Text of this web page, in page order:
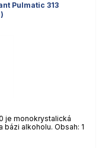
Pulmatic 313
je monokrystalická
alkoholu. Obsah: 1